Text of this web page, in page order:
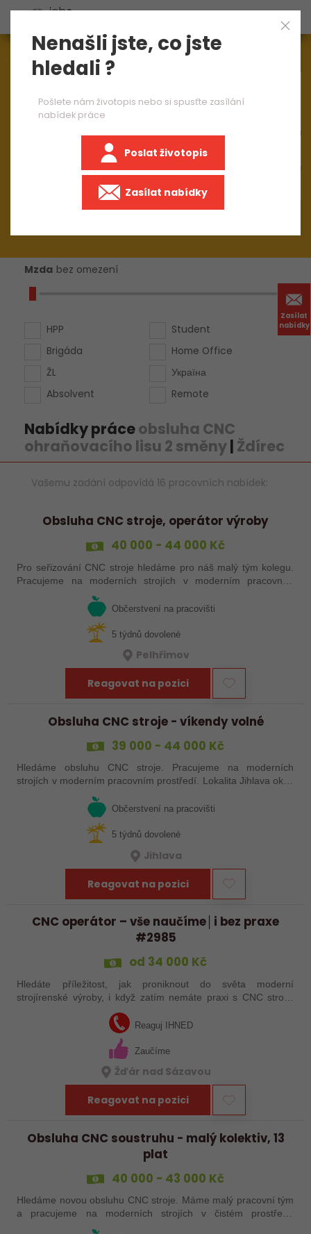
Zasílat
nabídky
Aktuálně1545nabídek práce
Mzda bez omezení
HPP
Brigáda
ŽL
Absolvent
Student
Home Office
Україна
Remote
Nabídky práceobsluha CNC
ohraňovacího lisu 2 směny| Ždírec
Vašemu zadání odpovídá 16 pracovních nabídek:
Obsluha CNC stroje, operátor výroby
40 000 - 44 000 Kč
Pro seřizování CNC stroje hledáme pro náš malý tým kolegu.
Pracujeme na moderních strojích v moderním pracovním
prostředí. Pracovistě 5 km od Jihlavy.
Občerstvení na pracovišti
5 týdnů dovolené
Pelhřimov
Reagovat na pozici
Obsluha CNC stroje - víkendy volné
39 000 - 44 000 Kč
Hledáme obsluhu CNC stroje. Pracujeme na moderních
strojích v moderním pracovním prostředí. Lokalita Jihlava okolí
Občerstvení na pracovišti
5 týdnů dovolené
Jihlava
Reagovat na pozici
CNC operátor – vše naučíme│i bez praxe
#2985
od 34 000 Kč
Hledáte příležitost, jak proniknout do světa moderní
strojírenské výroby, i když zatím nemáte praxi s CNC stroji?
Jsme Sanborn stabilní firma s dlouholetou tradicí a moderním
strojním vybavením.…
Reaguj IHNED
Zaučíme
Žďár nad Sázavou
Reagovat na pozici
Obsluha CNC soustruhu - malý kolektiv, 13
plat
40 000 - 43 000 Kč
Hledáme novou obsluhu CNC stroje. Máme malý pracovní tým
a pracujeme na moderních strojích v čistém prostředí.
Pracovistě cca 5 km od Jihlavy = ŘP sk.B .
Nenašli jste, co jste
hledali ?
Pošlete nám životopis nebo si spusťte zasílání
nabídek práce
Poslat životopis
Zasílat nabídky